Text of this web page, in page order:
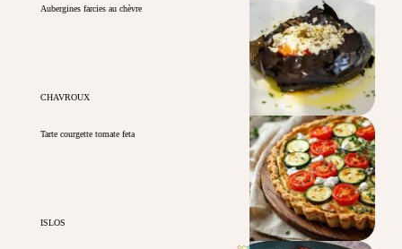
Aubergines farcies au chèvre
CHAVROUX
Tarte courgette tomate feta
ISLOS